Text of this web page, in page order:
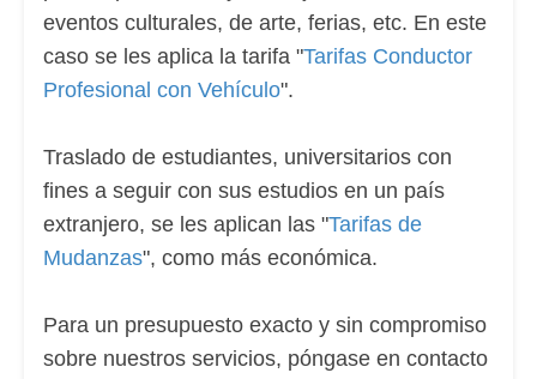
eventos culturales, de arte, ferias, etc. En este
caso se les aplica la tarifa "Tarifas Conductor
Profesional con Vehículo".
Traslado de estudiantes, universitarios con
fines a seguir con sus estudios en un país
extranjero, se les aplican las "Tarifas de
Mudanzas", como más económica.
Para un presupuesto exacto y sin compromiso
sobre nuestros servicios, póngase en contacto